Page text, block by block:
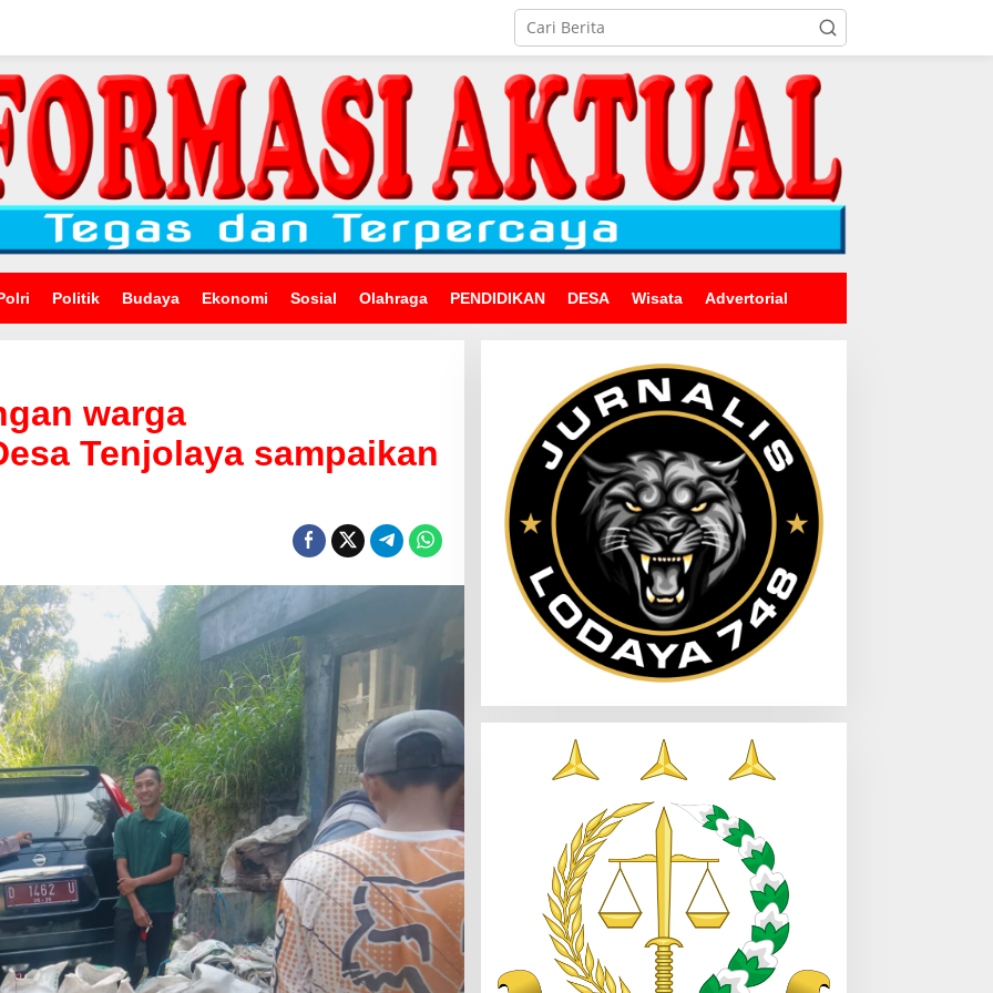
Politik Budaya Ekonomi Sosial Olahraga PENDIDIKAN DESA Wisata Advertorial
warga
Tenjolaya sampaikan